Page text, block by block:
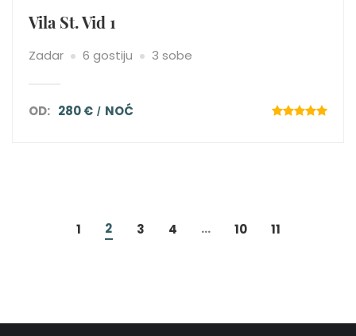
Vila St. Vid 1
Zadar 6 gostiju 3 sobe
OD: 280 € NOĆ
1 2 3 4 ... 10 11